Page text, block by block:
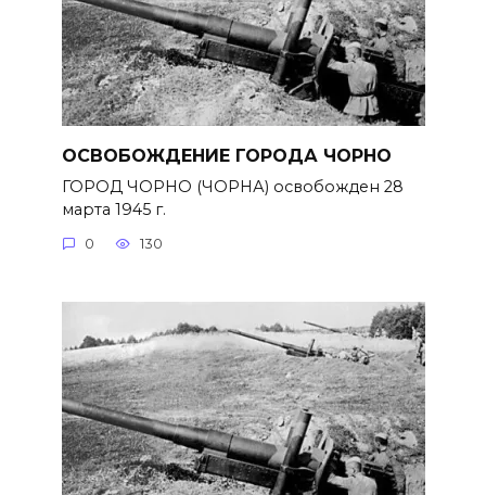
ОСВОБОЖДЕНИЕ ГОРОДА ЧОРНО
ГОРОД ЧОРНО (ЧОРНА) освобожден 28
марта 1945 г.
0 130